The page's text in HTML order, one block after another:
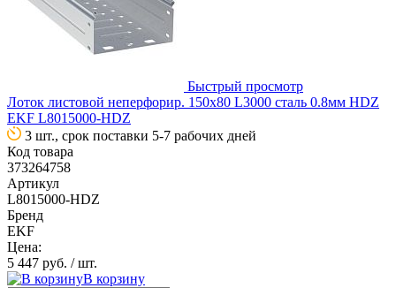
Быстрый просмотр
Лоток листовой неперфорир. 150х80 L3000 сталь 0.8мм HDZ
EKF L8015000-HDZ
3 шт., срок поставки 5-7 рабочих дней
Код товара
373264758
Артикул
L8015000-HDZ
Бренд
EKF
Цена:
5 447 руб. / шт.
В корзину